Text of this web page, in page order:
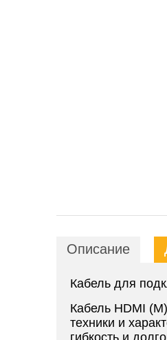
Описание
Кабель для
Кабель HDMI
техники и
гибкость и